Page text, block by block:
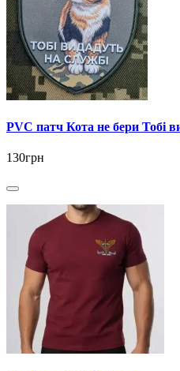
PVC патч Кота не бери Тобі
130грн